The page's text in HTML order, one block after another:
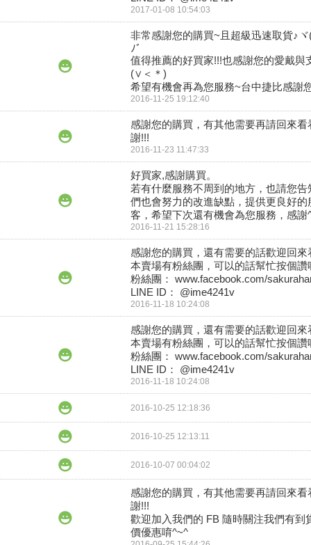
2017-01-08 10:54:03
非常感謝您的購買~且超級迅速取貨♪
ﾉﾞ
值得推薦的好買家!!!也感謝您的愛戴與
(∨＜＊)
希望有機會再為您服務~台中捷比感謝
2016-11-25 19:12:40
感謝您的購買，有其他需要再請回來看
謝!!!
2016-11-23 11:47:33
好買家,感謝購買。
若有什麼服務不周到的地方，也請您告
們也會努力的改進缺點，提供更良好的
客，希望下次還有機會為您服務，感謝
2016-11-21 15:28:16
感謝您的購買，還有需要的話歡迎回來
本賣場有粉絲團，可以的話幫忙按個讚
粉絲團： www.facebook.com/
LINE ID： @ime4241v
2016-11-18 10:24:08
感謝您的購買，還有需要的話歡迎回來
本賣場有粉絲團，可以的話幫忙按個讚
粉絲團： www.facebook.com/
LINE ID： @ime4241v
2016-11-18 10:24:08
2016-10-25 12:18:36
2016-10-25 12:13:11
2016-10-07 00:04:02
感謝您的購買，有其他需要再請回來看
謝!!!
歡迎加入我們的 FB 隨時關注我們有到
價優惠唷^~^